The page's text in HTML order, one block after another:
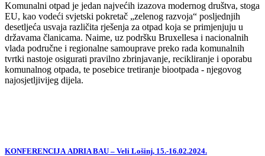
Komunalni otpad je jedan najvećih izazova modernog društva, stoga
EU, kao vodeći svjetski pokretač „zelenog razvoja“ posljednjih
desetljeća usvaja različita rješenja za otpad koja se primjenjuju u
državama članicama. Naime, uz podršku Bruxellesa i nacionalnih
vlada područne i regionalne samouprave preko rada komunalnih
tvrtki nastoje osigurati pravilno zbrinjavanje, recikliranje i oporabu
komunalnog otpada, te posebice tretiranje biootpada - njegovog
najosjetljivijeg dijela.
KONFERENCIJA ADRIA BAU – Veli Lošinj, 15.-16.02.2024.